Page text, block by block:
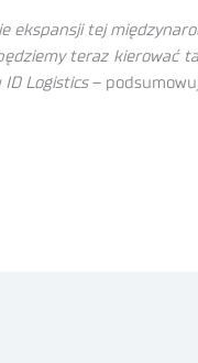
tej
teraz kierować
Logistics–